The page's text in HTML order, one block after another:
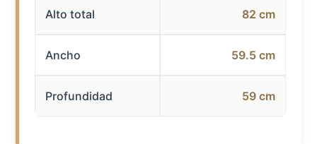
Alto total 82 cm
Ancho 59.5 cm
Profundidad 59 cm